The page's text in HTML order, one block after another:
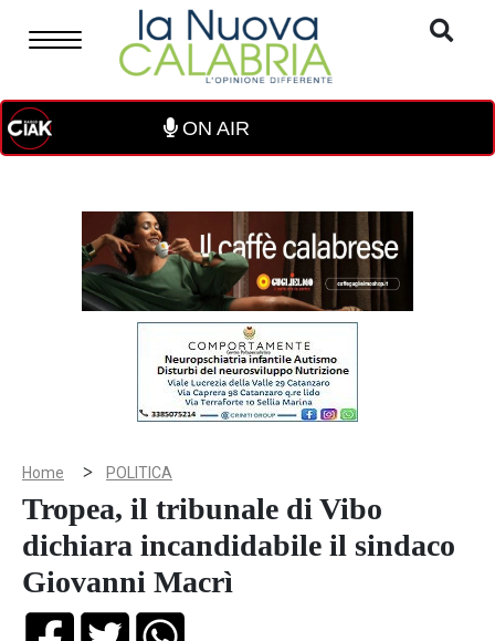
ON AIR
Home > POLITICA
Tropea, il tribunale di Vibo
dichiara incandidabile il sindaco
Giovanni Macrì